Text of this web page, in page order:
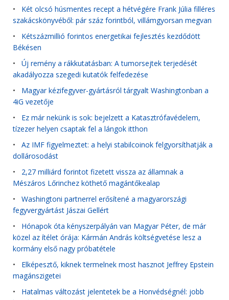
• Két olcsó húsmentes recept a hétvégére Frank Júlia filléres
szakácskönyvéből: pár száz forintból, villámgyorsan megvan
• Kétszázmillió forintos energetikai fejlesztés kezdődött
Békésen
• Új remény a rákkutatásban: A tumorsejtek terjedését
akadályozza szegedi kutatók felfedezése
• Magyar kézifegyver-gyártásról tárgyalt Washingtonban a
4iG vezetője
• Ez már nekünk is sok: bejelzett a Katasztrófavédelem,
tízezer helyen csaptak fel a lángok itthon
• Az IMF figyelmeztet: a helyi stabilcoinok felgyorsíthatják a
dollárosodást
• 2,27 milliárd forintot fizetett vissza az államnak a
Mészáros Lőrinchez köthető magántőkealap
• Washingtoni partnerrel erősítené a magyarországi
fegyvergyártást Jászai Gellért
• Hónapok óta kényszerpályán van Magyar Péter, de már
közel az ítélet órája: Kármán András költségvetése lesz a
kormány első nagy próbatétele
• Elképesztő, kiknek termelnek most hasznot Jeffrey Epstein
magánszigetei
• Hatalmas változást jelentetek be a Honvédségnél: jobb